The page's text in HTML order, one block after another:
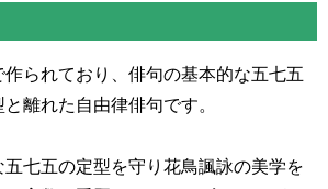
作られており、俳句の基本的な五七五
と離れた自由律俳句です。
七五の定型を守り花鳥諷詠の美学を